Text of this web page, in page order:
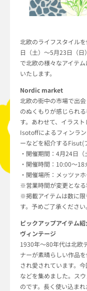
北欧のライフスタイル
日（土）～5月23日（
で北欧の様々なアイテ
いたします。
Nordic market
北欧の街中の市場で出
のぬくもりが感じられ
す。あわせて、イラス
Isotoffによるフィンラ
ーなどを紹介するFisut(
・開催期間：4月24日（
・開催時間：10:00～
・開催場所：メッツァ
※営業時間が変更となる
※掲載アイテムは数に限
す。予めご了承ください。
ピックアップアイテム紹
ヴィンテージ
1930年～80年代は北欧
ナーが素晴らしい作品
され愛されています。
などを集めました。ス
のです。長く使い込ま